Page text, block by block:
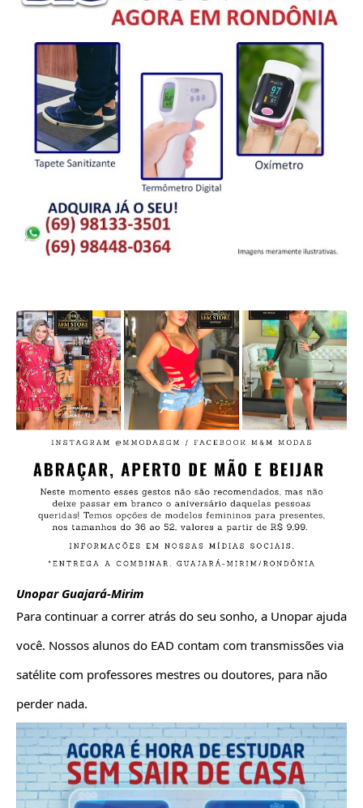
Unopar Guajará-Mirim
Para continuar a correr atrás do seu sonho, a Unopar ajuda
você. Nossos alunos do EAD contam com transmissões via
satélite com professores mestres ou doutores, para não
perder nada.